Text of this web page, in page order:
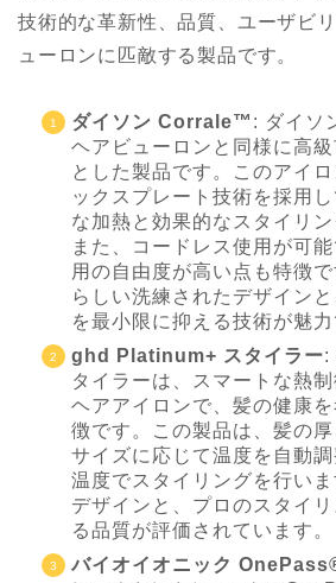
技術的な革新性、品質、ユーザビ
ューロンに匹敵する製品です。
ダイソン Corrale™ : ダイソ
ヘアビューロンと同様に高
とした製品です。このアイ
ックスプレート技術を採用
な加熱と効果的なスタイリン
また、コードレス使用が可
用の自由度が高い点も特徴
らしい洗練されたデザイン
を最小限に抑える技術が魅力
ghd Platinum+ スタイラー:
タイラーは、スマートな熱
ヘアアイロンで、髪の健康
徴です。この製品は、髪の
サイズに応じて温度を自動
温度でスタイリングを行い
デザインと、プロのスタイ
る品質が評価されています。
バイオイオニック